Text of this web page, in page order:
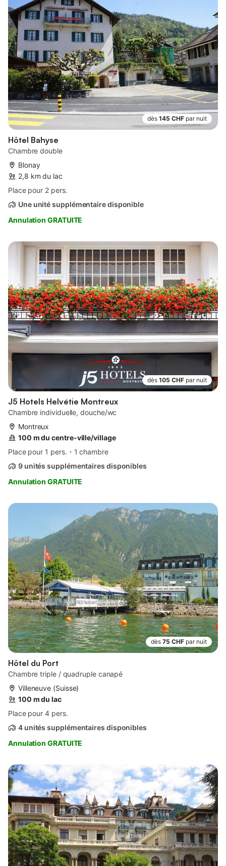
dès 145 CHF par nuit
Hôtel Bahyse
Chambre double
Blonay
2,8 km du lac
Place pour 2 pers.
Une unité supplémentaire disponible
Annulation GRATUITE
dès 105 CHF par nuit
J5 Hotels Helvétie Montreux
Chambre individuelle, douche/wc
Montreux
100 m du centre-ville/village
Place pour 1 pers.
1 chambre
9 unités supplémentaires disponibles
Annulation GRATUITE
dès 75 CHF par nuit
Hôtel du Port
Chambre triple / quadruple canapé
Villeneuve (Suisse)
100 m du lac
Place pour 4 pers.
4 unités supplémentaires disponibles
Annulation GRATUITE